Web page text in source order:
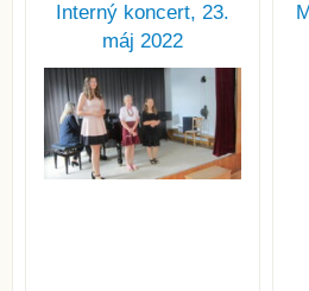
Interný koncert, 23.
máj 2022